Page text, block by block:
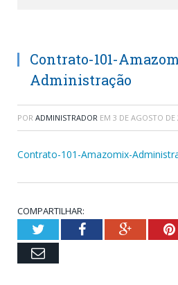
Contrato-101-
Administração
POR ADMINISTRADOR EM 3 DE AGOSTO DE
Contrato-101-Amazomix-
COMPARTILHAR:
TwitterFacebookGoogle+
Email